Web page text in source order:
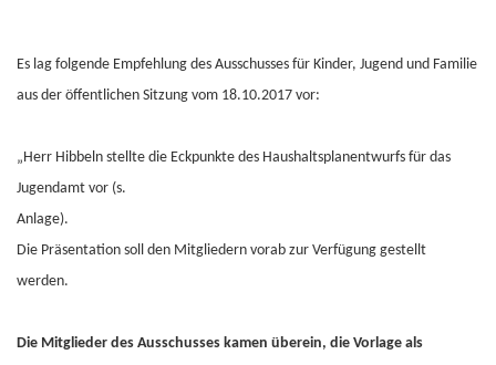
Es lag folgende Empfehlung des Ausschusses für Kinder, Jugend und Familie
aus der öffentlichen Sitzung vom 18.10.2017 vor:
„Herr Hibbeln stellte die Eckpunkte des Haushaltsplanentwurfs für das
Jugendamt vor (s.
Anlage).
Die Präsentation soll den Mitgliedern vorab zur Verfügung gestellt
werden.
Die Mitglieder des Ausschusses kamen überein, die Vorlage als